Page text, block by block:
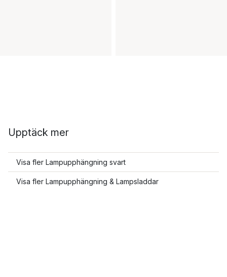
Upptäck mer
Visa fler Lampupphängning svart
Visa fler Lampupphängning & Lampsladdar